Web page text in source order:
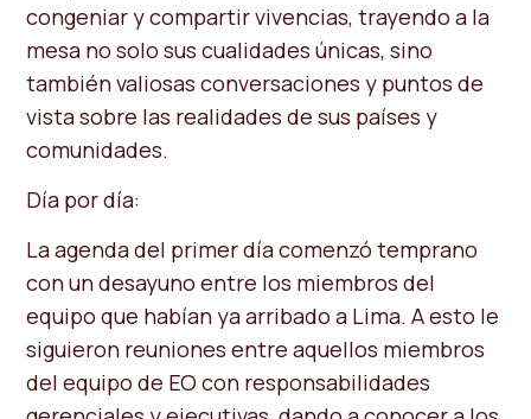
congeniar y compartir vivencias, trayendo a la
mesa no solo sus cualidades únicas, sino
también valiosas conversaciones y puntos de
vista sobre las realidades de sus países y
comunidades.
Día por día:
La agenda del primer día comenzó temprano
con un desayuno entre los miembros del
equipo que habían ya arribado a Lima. A esto le
siguieron reuniones entre aquellos miembros
del equipo de EO con responsabilidades